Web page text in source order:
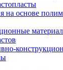
на основе